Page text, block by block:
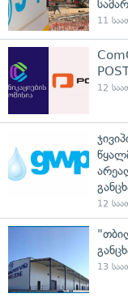
11
12
12
13